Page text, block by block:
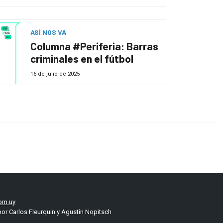
ASÍ NOS VA
Columna #Periferia: Barras
criminales en el fútbol
16 de julio de 2025
Carlos Fleurquin y Agustín Nopitsch